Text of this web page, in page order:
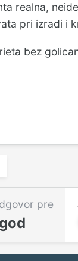
realna,
pri izradi i
bez
pre